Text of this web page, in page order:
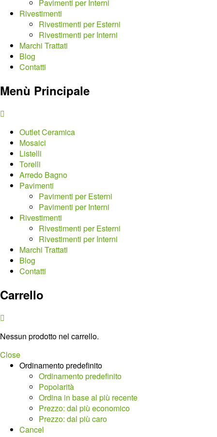
Pavimenti per Interni
Rivestimenti
Rivestimenti per Esterni
Rivestimenti per Interni
Marchi Trattati
Blog
Contatti
Menù Principale
Outlet Ceramica
Mosaici
Listelli
Torelli
Arredo Bagno
Pavimenti
Pavimenti per Esterni
Pavimenti per Interni
Rivestimenti
Rivestimenti per Esterni
Rivestimenti per Interni
Marchi Trattati
Blog
Contatti
Carrello
Nessun prodotto nel carrello.
Close
Ordinamento predefinito
Ordinamento predefinito
Popolarità
Ordina in base al più recente
Prezzo: dal più economico
Prezzo: dal più caro
Cancel